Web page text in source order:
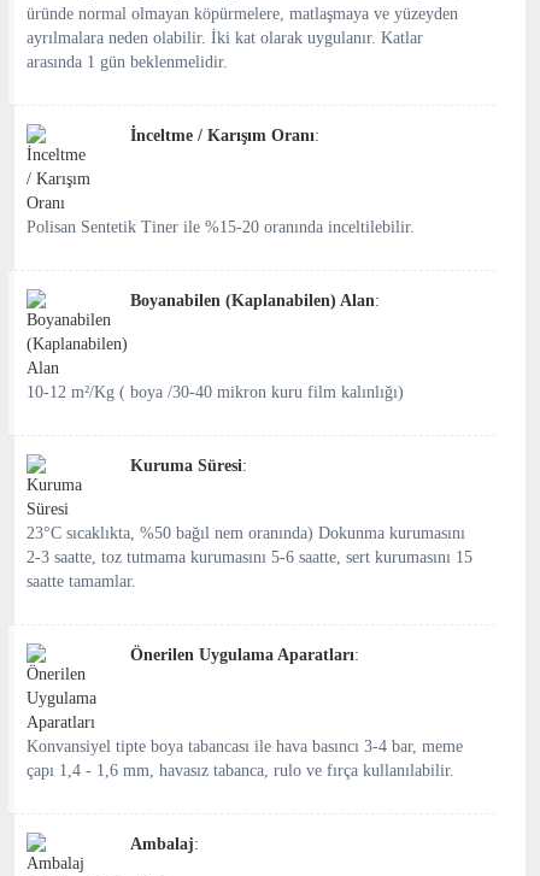
üründe normal olmayan köpürmelere, matlaşmaya ve yüzeyden
ayrılmalara neden olabilir. İki kat olarak uygulanır. Katlar
arasında 1 gün beklenmelidir.
İnceltme / Karışım Oranı:
Polisan Sentetik Tiner ile %15-20 oranında inceltilebilir.
Boyanabilen (Kaplanabilen) Alan:
10-12 m²/Kg ( boya /30-40 mikron kuru film kalınlığı)
Kuruma Süresi:
23°C sıcaklıkta, %50 bağıl nem oranında) Dokunma kurumasını
2-3 saatte, toz tutmama kurumasını 5-6 saatte, sert kurumasını 15
saatte tamamlar.
Önerilen Uygulama Aparatları:
Konvansiyel tipte boya tabancası ile hava basıncı 3-4 bar, meme
çapı 1,4 - 1,6 mm, havasız tabanca, rulo ve fırça kullanılabilir.
Ambalaj: